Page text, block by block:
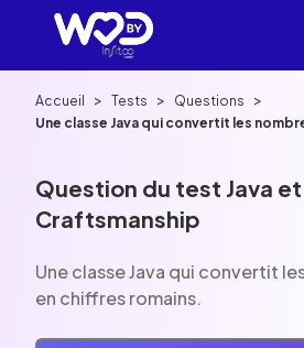
Accueil > Tests > Questions >
Une classe Java qui convertit les
Question du test Java et
Craftsmanship
Une classe Java qui convertit
en chiffres romains.